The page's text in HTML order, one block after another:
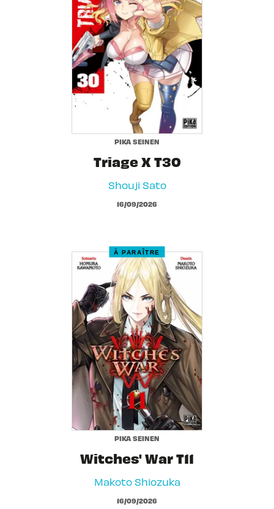
PIKA SEINEN
Triage X T30
Shouji Sato
16/09/2026
À PARAÎTRE
PIKA SEINEN
Witches' War T11
Makoto Shiozuka
16/09/2026